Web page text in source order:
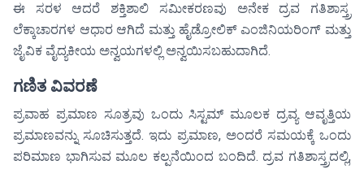
ಈ ಸರಳ ಆದರೆ ಶಕ್ತಿಶಾಲಿ ಸಮೀಕರಣವು ಅನೇಕ ದ್ರವ ಗತಿಶಾಸ್ತ್ರ
ಲೆಕ್ಕಾಚಾರಗಳ ಆಧಾರ ಆಗಿದೆ ಮತ್ತು ಹೈಡ್ರೋಲಿಕ್ ಎಂಜಿನಿಯರಿಂಗ್ ಮತ್ತು
ಜೈವಿಕ ವೈದ್ಯಕೀಯ ಅನ್ವಯಗಳಲ್ಲಿ ಅನ್ವಯಿಸಬಹುದಾಗಿದೆ.
ಗಣಿತ ವಿವರಣೆ
ಪ್ರವಾಹ ಪ್ರಮಾಣ ಸೂತ್ರವು ಒಂದು ಸಿಸ್ಟಮ್ ಮೂಲಕ ದ್ರವ್ಯ ಆವೃತ್ತಿಯ
ಪ್ರಮಾಣವನ್ನು ಸೂಚಿಸುತ್ತದೆ. ಇದು ಪ್ರಮಾಣ, ಅಂದರೆ ಸಮಯಕ್ಕೆ ಒಂದು
ಪರಿಮಾಣ ಭಾಗಿಸುವ ಮೂಲ ಕಲ್ಪನೆಯಿಂದ ಬಂದಿದೆ. ದ್ರವ ಗತಿಶಾಸ್ತ್ರದಲ್ಲಿ,